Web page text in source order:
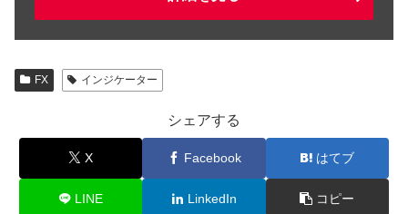
FX インジケーター
シェアする
X Facebook はてブ
LINE LinkedIn コピー